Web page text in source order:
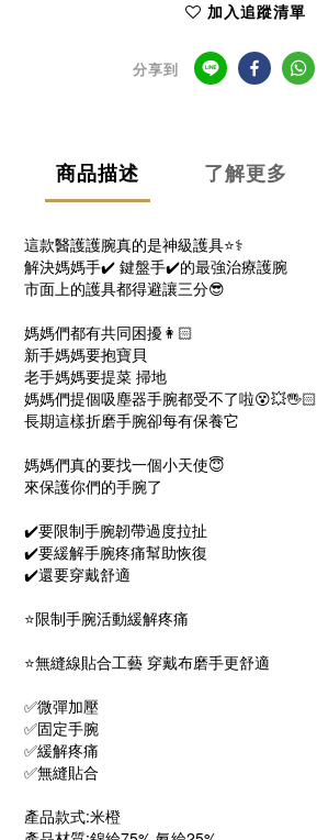
加入追蹤清單
分享到
商品描述 了解更多
這款醫護護腕真的是神級護具⭐️⚕️
解決媽媽手✔️ 鍵盤手✔️的最強治療護腕
市面上的護具都得避讓三分😎
媽媽們都有共同困擾👩🏻
新手媽媽要抱寶貝
老手媽媽要提菜 掃地
媽媽們提個吸塵器手腕都受不了啦😵💥🖐🏻
長期這樣折磨手腕卻每有保養它
媽媽們真的要找一個小天使😇
來保護你們的手腕了
✔️要限制手腕韌帶過度拉扯
✔️要緩解手腕疼痛幫助恢復
✔️還要穿戴舒適
⭐️限制手腕活動緩解疼痛
⭐️無縫線貼合工藝 穿戴布磨手更舒適
✅微彈加壓
✅固定手腕
✅緩解疼痛
✅無縫貼合
產品款式:米橙